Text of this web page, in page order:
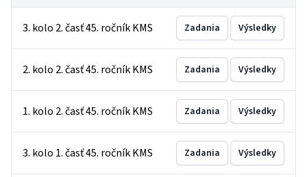
3. kolo 2. časť 45. ročník KMS Zadania Výsledky
2. kolo 2. časť 45. ročník KMS Zadania Výsledky
1. kolo 2. časť 45. ročník KMS Zadania Výsledky
3. kolo 1. časť 45. ročník KMS Zadania Výsledky